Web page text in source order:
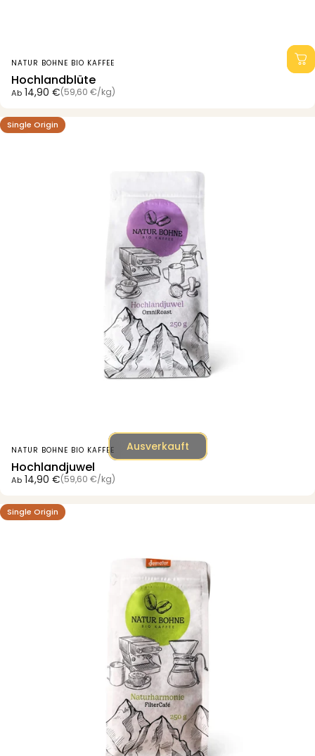
Anbieter:
NATUR BOHNE BIO KAFFEE
Hochlandblüte
Ab 14,90 €
Grundpreis(59,60 €/
pro kg)
4.7
Single Origin
Ausverkauft
Anbieter:
NATUR BOHNE BIO KAFFEE
Hochlandjuwel
Ab 14,90 €
Grundpreis(59,60 €/
pro kg)
5.0
Single Origin